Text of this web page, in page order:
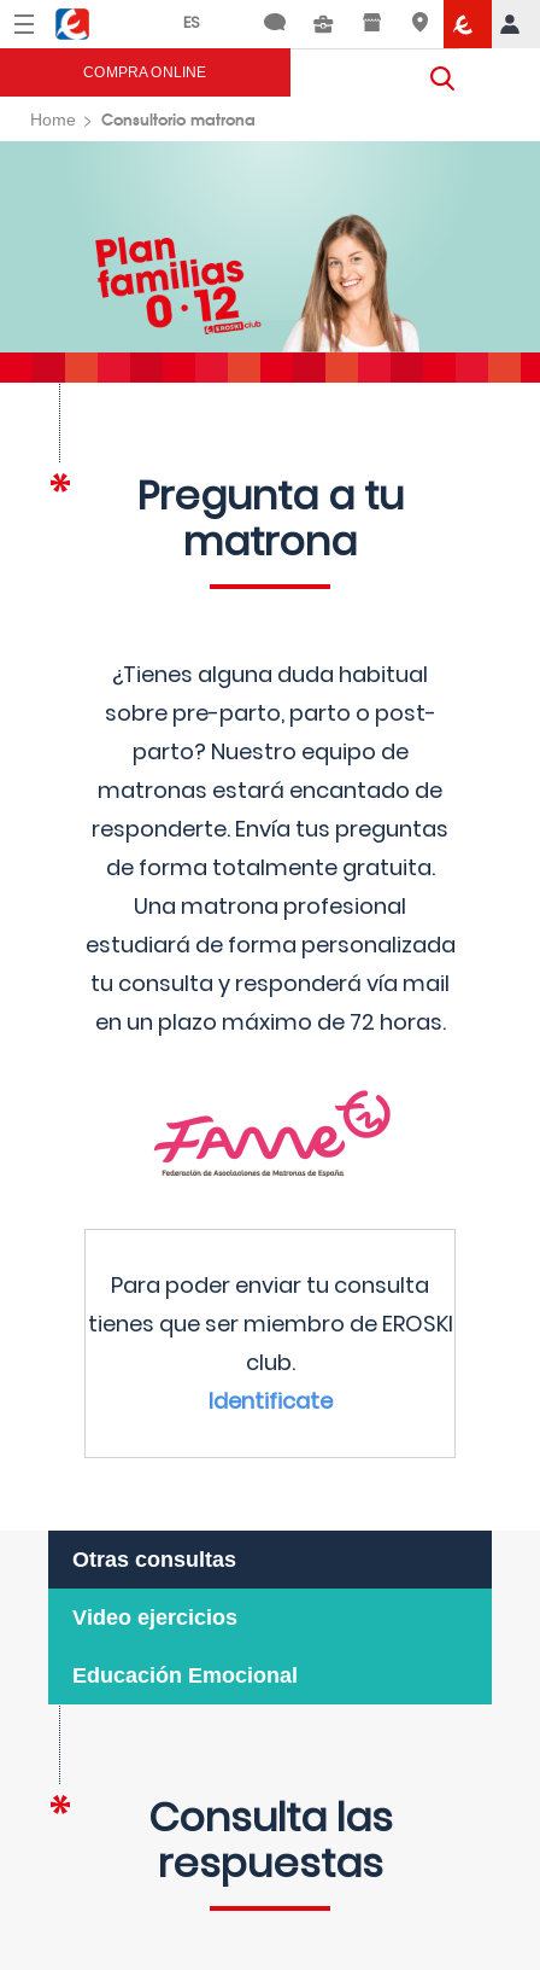
Menú Eroski
COMPRA ONLINE
Home Consultorio matrona
Pregunta a tu
matrona
¿Tienes alguna duda habitual
sobre pre-parto, parto o post-
parto? Nuestro equipo de
matronas estará encantado de
responderte. Envía tus preguntas
de forma totalmente gratuita.
Una matrona profesional
estudiará de forma personalizada
tu consulta y responderá vía mail
en un plazo máximo de 72 horas.
Para poder enviar tu consulta
tienes que ser miembro de EROSKI
club.
Identificate
Otras consultas
Video ejercicios
Educación Emocional
Consulta las
respuestas